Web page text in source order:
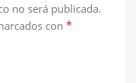
no será publicada.
con *